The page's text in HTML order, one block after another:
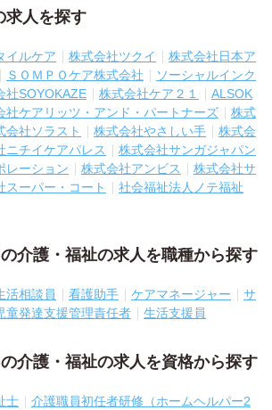
求人を探す
イルケア 株式会社ツクイ
株式会社日本ア
ＳＯＭＰＯケア株式会社
ソーシャルインク
社SOYOKAZE 株式会社ケア２１
ALSOK
社ケアリッツ・アンド・パートナーズ
株式
会社ソラスト 株式会社やさしい手
株式会
ニチイケアパレス
株式会社サンガジャパン
レーション
株式会社アンビス
株式会社サ
スーパー・コート
社会福祉法人ノテ福祉
介護・福祉の求人を職種から探す
活相談員 看護助手 ケアマネージャー
サ
童発達支援管理責任者 生活支援員
介護・福祉の求人を資格から探す
士
介護職員初任者研修（ホームヘルパー2